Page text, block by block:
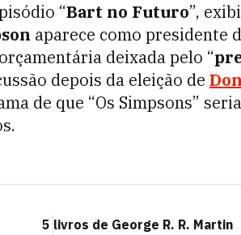
“Bart no Futuro”,
aparece como presidente
deixada pelo “
depois da eleição de
de que “Os Simpsons”
5 livros de George R. R. Martin